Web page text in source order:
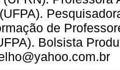
de
Bolsista